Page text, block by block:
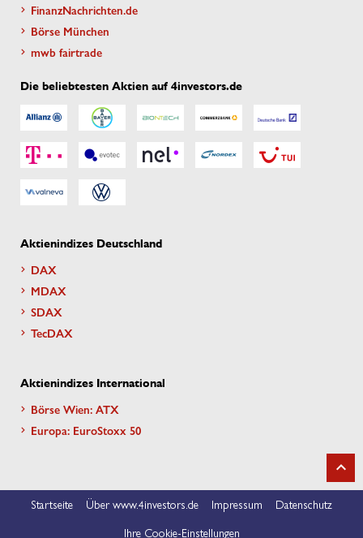
FinanzNachrichten.de
Börse München
mwb fairtrade
Die beliebtesten Aktien auf 4investors.de
Aktienindizes Deutschland
DAX
MDAX
SDAX
TecDAX
Aktienindizes International
Börse Wien: ATX
Europa: EuroStoxx 50
Startseite Über www.4investors.de Impressum
Datenschutz
Ihre Cookie-Einstellungen